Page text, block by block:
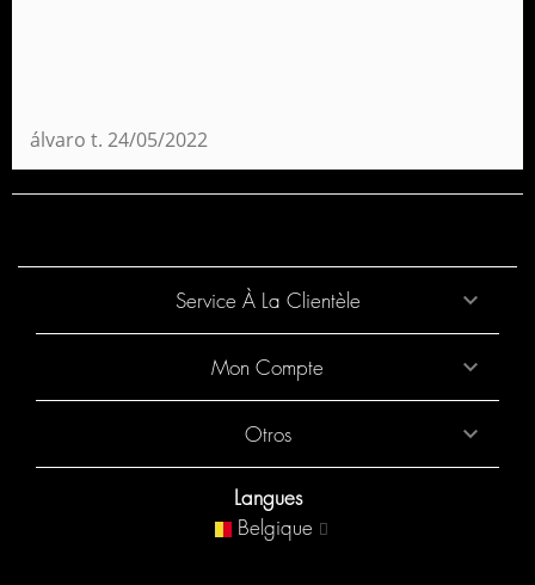
álvaro t. 24/05/2022
Service À La Clientèle 
Mon Compte 
Otros 
Langues
Belgique